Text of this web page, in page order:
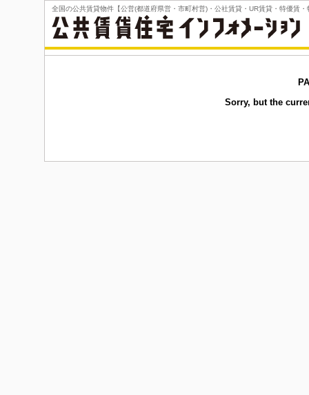
全国の公共賃貸物件【公営(都道府県営・市町村営)・公社賃貸・UR賃貸・特優賃
Sorry, but the